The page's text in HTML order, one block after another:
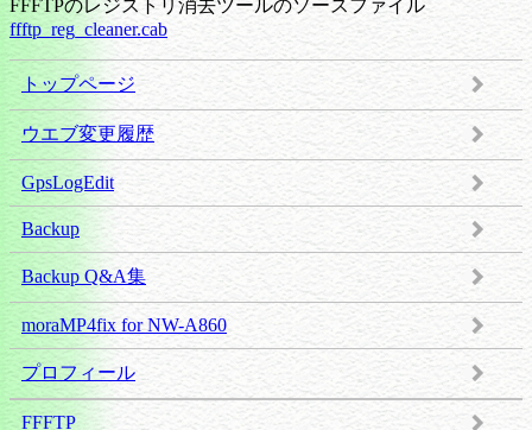
FFFTPのレジストリ消去ツールのソースファイル
ffftp_reg_cleaner.cab
トップページ
ウエブ変更履歴
GpsLogEdit
Backup
Backup Q&A集
moraMP4fix for NW-A860
プロフィール
FFFTP